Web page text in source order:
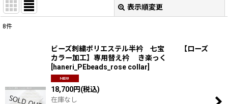
表示順変更
8件
ビーズ刺繍ポリエステル半衿 七宝 【ローズ
カラー加工】専用替え衿 き楽っく
haneri_PEbeads_rose collar
18,700円(税込)
在庫なし